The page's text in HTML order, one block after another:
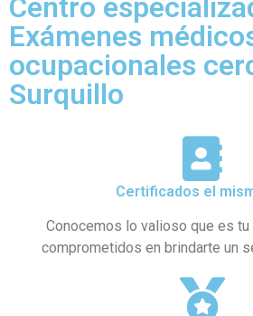
Centro
Exámenes
ocupacionales
Surquillo
Certificados el
Conocemos lo valioso que es
comprometidos en brindarte un